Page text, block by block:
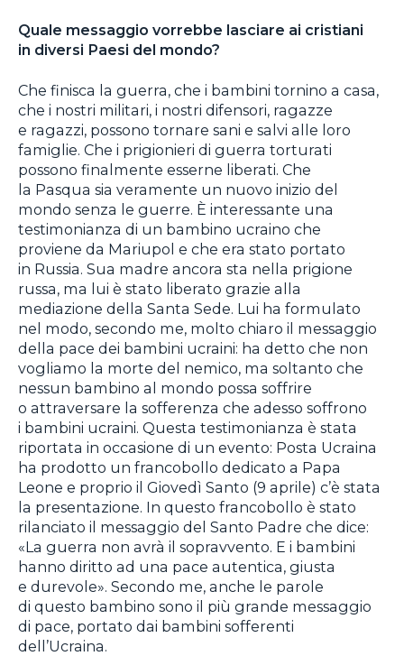
Quale messaggio vorrebbe lasciare ai cristiani
in diversi Paesi del mondo?
Che finisca la guerra, che i bambini tornino a casa,
che i nostri militari, i nostri difensori, ragazze
e ragazzi, possono tornare sani e salvi alle loro
famiglie. Che i prigionieri di guerra torturati
possono finalmente esserne liberati. Che
la Pasqua sia veramente un nuovo inizio del
mondo senza le guerre. È interessante una
testimonianza di un bambino ucraino che
proviene da Mariupol e che era stato portato
in Russia. Sua madre ancora sta nella prigione
russa, ma lui è stato liberato grazie alla
mediazione della Santa Sede. Lui ha formulato
nel modo, secondo me, molto chiaro il messaggio
della pace dei bambini ucraini: ha detto che non
vogliamo la morte del nemico, ma soltanto che
nessun bambino al mondo possa soffrire
o attraversare la sofferenza che adesso soffrono
i bambini ucraini. Questa testimonianza è stata
riportata in occasione di un evento: Posta Ucraina
ha prodotto un francobollo dedicato a Papa
Leone e proprio il Giovedì Santo (9 aprile) c’è stata
la presentazione. In questo francobollo è stato
rilanciato il messaggio del Santo Padre che dice:
«La guerra non avrà il sopravvento. E i bambini
hanno diritto ad una pace autentica, giusta
e durevole». Secondo me, anche le parole
di questo bambino sono il più grande messaggio
di pace, portato dai bambini sofferenti
dell’Ucraina.